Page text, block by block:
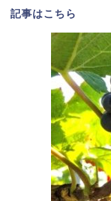
記事はこちら